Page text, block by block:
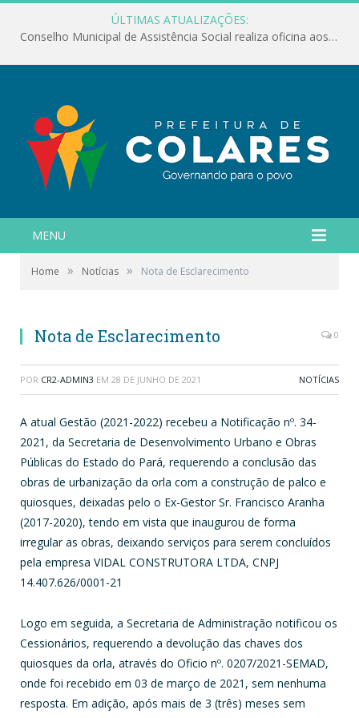
ÚLTIMAS ATUALIZAÇÕES:
Conselho Municipal de Assistência Social realiza oficina aos servidores
MENU
Home » Notícias » Nota de Esclarecimento
Nota de Esclarecimento 0
POR CR2-ADMIN3 EM 28 DE JUNHO DE 2021 NOTÍCIAS
A atual Gestão (2021-2022) recebeu a Notificação nº. 34-
2021, da Secretaria de Desenvolvimento Urbano e Obras
Públicas do Estado do Pará, requerendo a conclusão das
obras de urbanização da orla com a construção de palco e
quiosques, deixadas pelo o Ex-Gestor Sr. Francisco Aranha
(2017-2020), tendo em vista que inaugurou de forma
irregular as obras, deixando serviços para serem concluídos
pela empresa VIDAL CONSTRUTORA LTDA, CNPJ
14.407.626/0001-21
Logo em seguida, a Secretaria de Administração notificou os
Cessionários, requerendo a devolução das chaves dos
quiosques da orla, através do Oficio nº. 0207/2021-SEMAD,
onde foi recebido em 03 de março de 2021, sem nenhuma
resposta. Em adição, após mais de 3 (três) meses sem